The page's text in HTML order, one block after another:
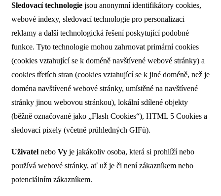
Sledovací technologie jsou anonymní identifikátory cookies,
webové indexy, sledovací technologie pro personalizaci
reklamy a další technologická řešení poskytující podobné
funkce. Tyto technologie mohou zahrnovat primární cookies
(cookies vztahující se k doméně navštívené webové stránky) a
cookies třetích stran (cookies vztahující se k jiné doméně, než je
doména navštívené webové stránky, umístěné na navštívené
stránky jinou webovou stránkou), lokální sdílené objekty
(běžně označované jako „Flash Cookies“), HTML 5 Cookies a
sledovací pixely (včetně průhledných GIFů).
Uživatel nebo Vy je jakákoliv osoba, která si prohlíží nebo
používá webové stránky, ať už je či není zákazníkem nebo
potenciálním zákazníkem.